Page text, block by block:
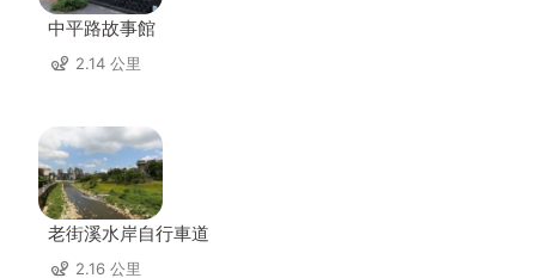
中平路故事館
2.14 公里
老街溪水岸自行車道
2.16 公里